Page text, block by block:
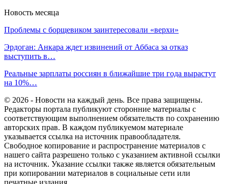
Новость месяца
Проблемы с борщевиком заинтересовали «верхи»
Эрдоган: Анкара ждет извинений от Аббаса за отказ
выступить в…
Реальные зарплаты россиян в ближайшие три года вырастут
на 10%…
© 2026 - Новости на каждый день. Все права защищены.
Редакторы портала публикуют сторонние материалы с
соответствующим выполнением обязательств по сохранению
авторских прав. В каждом публикуемом материале
указывается ссылка на источник правообладателя.
Свободное копирование и распространение материалов с
нашего сайта разрешено только с указанием активной ссылки
на источник. Указание ссылки также является обязательным
при копировании материалов в социальные сети или
печатные издания.